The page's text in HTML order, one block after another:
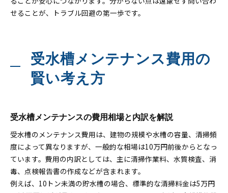
せることが、トラブル回避の第一歩です。
受水槽メンテナンス費用の
賢い考え方
受水槽メンテナンスの費用相場と内訳を解説
受水槽のメンテナンス費用は、建物の規模や水槽の容量、清掃頻
度によって異なりますが、一般的な相場は10万円前後からとなっ
ています。費用の内訳としては、主に清掃作業料、水質検査、消
毒、点検報告書の作成などが含まれます。
例えば、10トン未満の貯水槽の場合、標準的な清掃料金は5万円